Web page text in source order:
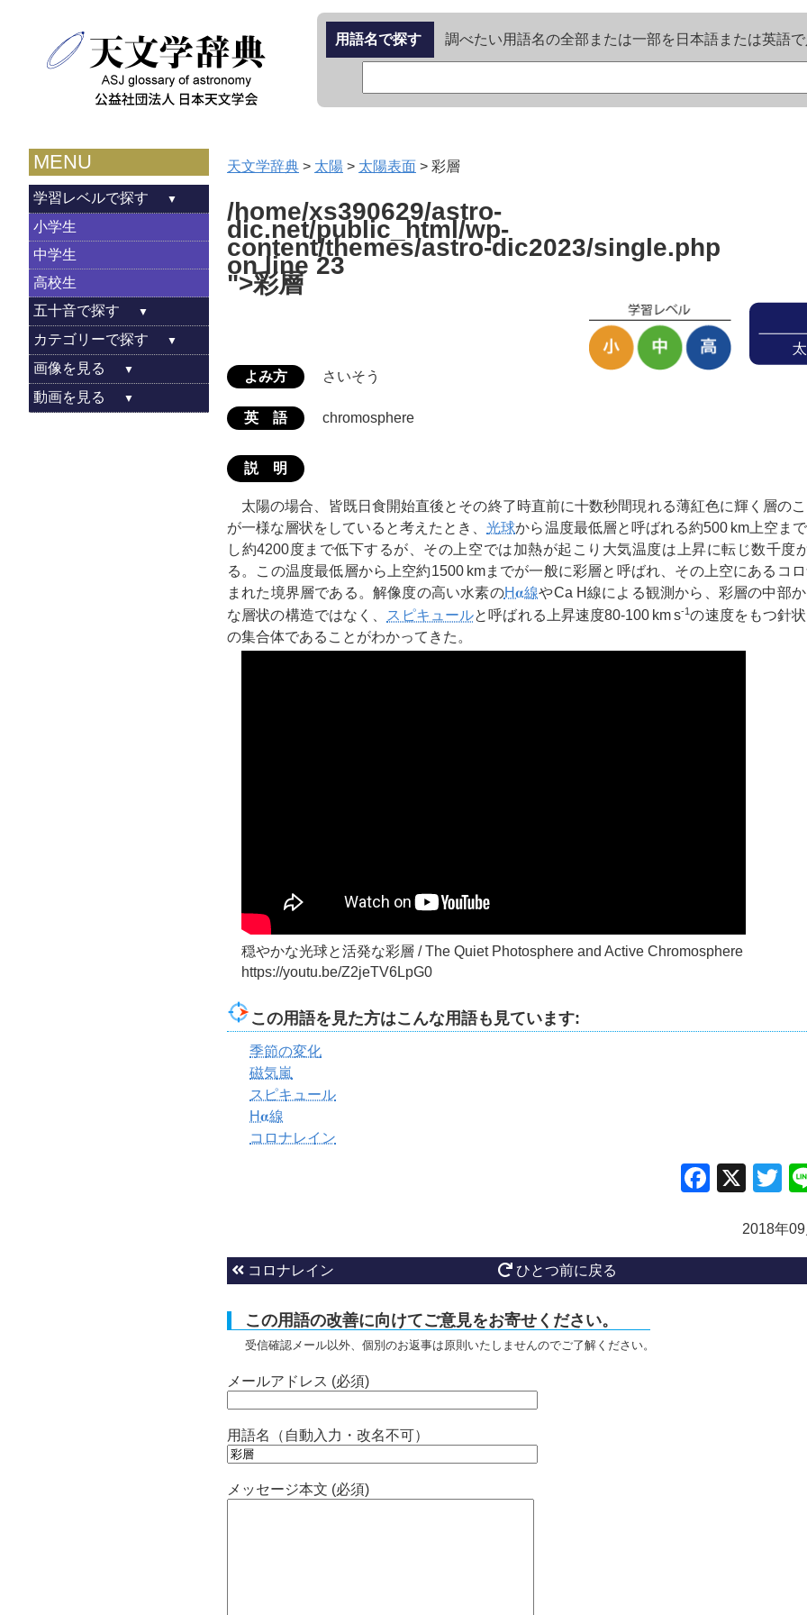
用語名で探す 調べたい用語名の全部または一部を日本語または英語で
MENU
学習レベルで探す
小学生
中学生
高校生
五十音で探す
カテゴリーで探す
画像を見る
動画を見る
天文学辞典 > 太陽 > 太陽表面 > 彩層
/home/xs390629/astro-
dic.net/public_html/wp-
content/themes/astro-dic2023/single.php
on line23
">彩層
よみ方 さいそう
英 語 chromosphere
説 明
太陽の場合、皆既日食開始直後とその終了時直前に十数秒間現れる薄紅色に輝く層の
が一様な層状をしていると考えたとき、光球から温度最低層と呼ばれる約500 km上空ま
し約4200度まで低下するが、その上空では加熱が起こり大気温度は上昇に転じ数千度
る。この温度最低層から上空約1500 kmまでが一般に彩層と呼ばれ、その上空にあるコ
まれた境界層である。解像度の高い水素のH𝛂線やCa H線による観測から、彩層の中部
な層状の構造ではなく、 スピキュールと呼ばれる上昇速度80-100 km s-1の速度をもつ針
の集合体であることがわかってきた。
穏やかな光球と活発な彩層 / The Quiet Photosphere and Active Chromosphere
https://youtu.be/Z2jeTV6LpG0
この用語を見た方はこんな用語も見ています:
季節の変化
磁気嵐
スピキュール
H𝛂線
コロナレイン
X
2018年
コロナレイン ひとつ前に戻る
この用語の改善に向けてご意見をお寄せください。
受信確認メール以外、個別のお返事は原則いたしませんのでご了解ください。
メールアドレス (必須)
用語名（自動入力・改名不可）
メッセージ本文 (必須)